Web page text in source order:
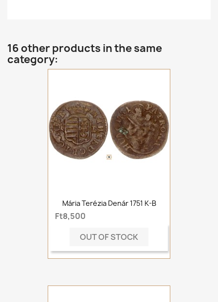
16 other products in the same
category:
Mária Terézia Denár 1751 K-B
Ft8,500
OUT OF STOCK